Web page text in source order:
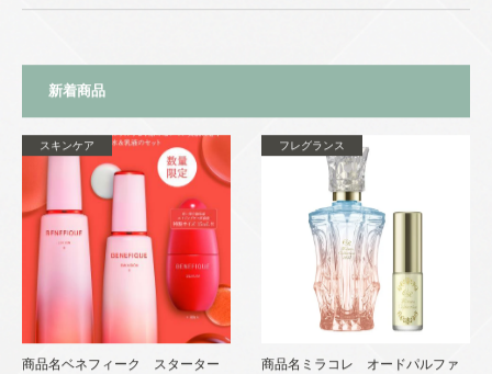
新着商品
スキンケア
商品名ベネフィーク スターター
フレグランス
商品名ミラコレ オードパルファ